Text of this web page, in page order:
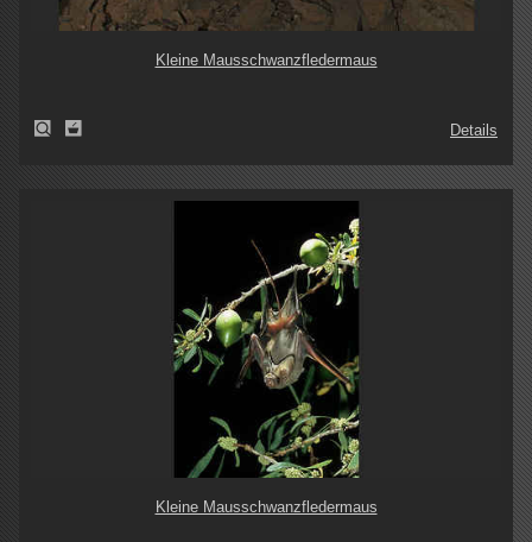
Kleine Mausschwanzfledermaus
Details
Kleine Mausschwanzfledermaus